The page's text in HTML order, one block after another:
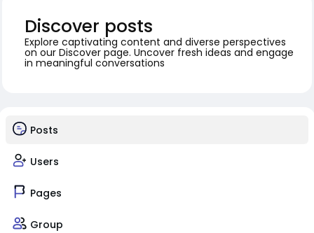
Discover posts
Explore captivating content and diverse perspectives
on our Discover page. Uncover fresh ideas and engage
in meaningful conversations
Posts
Users
Pages
Group